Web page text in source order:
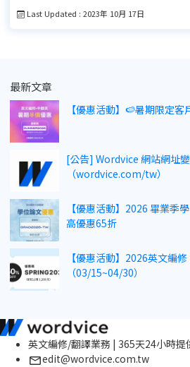
Last Updated : 2023年 10月 17日
最新文章
【優惠活動】🍉暑期限定
[公告] Wordvice 網站網址
（wordvice.com/tw）
【優惠活動】2026 畢業季
高優惠65折
【優惠活動】2026英文編
（03/15~04/30）
英文編修/翻譯業務 | 365天24小時提
edit@wordvice.com.tw